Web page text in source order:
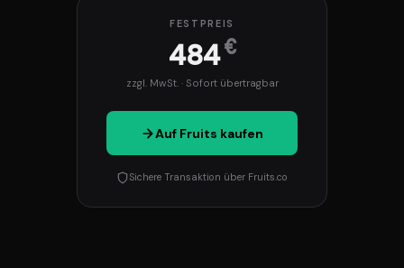
FESTPREIS
484€
zzgl. MwSt. · Sofort übertragbar
Auf Fruits kaufen
Sichere Transaktion über Fruits.co